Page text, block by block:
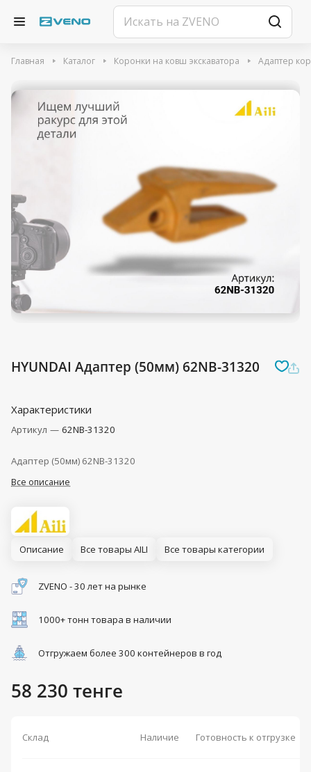
Главная Каталог Коронки на ковш экскаватора Адаптер
HYUNDAI Адаптер (50мм) 62NB-31320
Характеристики
Артикул — 62NB-31320
Адаптер (50мм) 62NB-31320
Все описание
Описание Все товары AILI Все товары категории
ZVENO - 30 лет на рынке
1000+ тонн товара в наличии
Отгружаем более 300 контейнеров в год
58 230 тенге
Склад Наличие Готовность к отгрузке